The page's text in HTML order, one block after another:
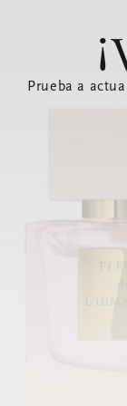
Prueba a